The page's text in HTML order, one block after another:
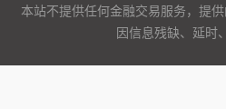
本站不提供任何金融交易服务，提
因信息残缺、延时